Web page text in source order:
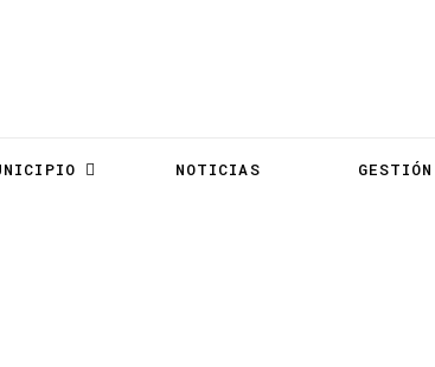
NOTICIAS GESTIÓN